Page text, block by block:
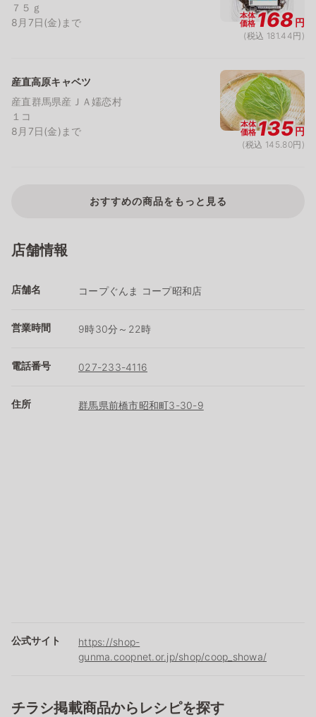
７５ｇ
8月7日(金)まで
本体
価格168円
(税込 181.44円)
産直高原キャベツ
産直群馬県産ＪＡ嬬恋村
１コ
8月7日(金)まで
本体
価格135円
(税込 145.80円)
おすすめの商品をもっと見る
店舗情報
店舗名 コープぐんま コープ昭和店
営業時間 9時30分～22時
電話番号 027-233-4116
住所 群馬県前橋市昭和町3-30-9
公式サイト
https://shop-
gunma.coopnet.or.jp/shop/coop_showa/
チラシ掲載商品からレシピを探す